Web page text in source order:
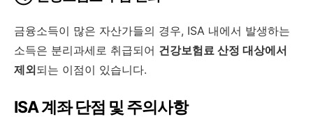
금융소득이 많은 자산가들의 경우, ISA 내에서 발생하는
소득은 분리과세로 취급되어 건강보험료 산정 대상에서
제외되는 이점이 있습니다.
ISA 계좌 단점 및 주의사항